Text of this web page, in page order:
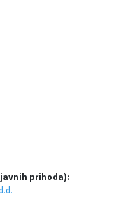
prihoda):